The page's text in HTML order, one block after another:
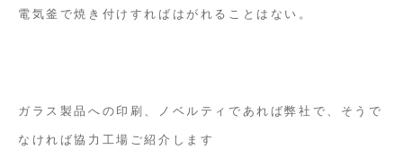
電気釜で焼き付けすればはがれることはない。
ガラス製品への印刷、ノベルティであれば弊社で、そうで
なければ協力工場ご紹介します